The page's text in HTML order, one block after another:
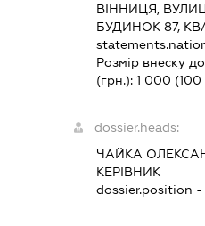
ВІННИЦЯ,
БУДИНОК 87,
Розмір внеску
(грн.):1 000 (100
dossier.heads:
ЧАЙКА
КЕРІВНИК
dossier.position -